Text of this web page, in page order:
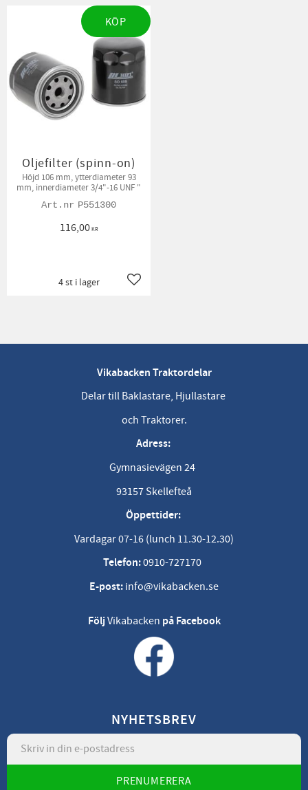
Oljefilter (spinn-on)
Höjd 106 mm, ytterdiameter 93
mm, innerdiameter 3/4"-16 UNF "
P551300
116,00KR
Lägg till i favoriter
4 st i lager
KÖP
Vikabacken Traktordelar
Delar till Baklastare, Hjullastare
och Traktorer.
Adress:
Gymnasievägen 24
93157 Skellefteå
Öppettider:
Vardagar 07-16 (lunch 11.30-12.30)
Telefon:0910-727170
E-post: info@vikabacken.se
FöljVikabacken på Facebook
NYHETSBREV
PRENUMERERA